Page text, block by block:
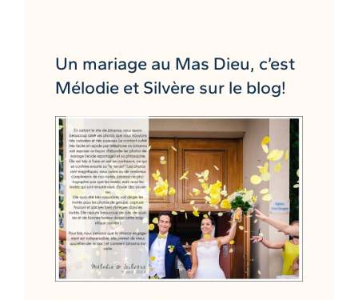
Un mariage au Mas Dieu, c’est
Mélodie et Silvère sur le blog!